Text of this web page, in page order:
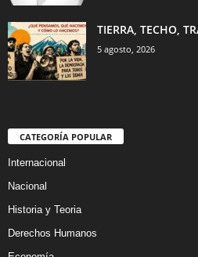
TIERRA, TECHO,
5 agosto, 2026
CATEGORÍA POPULAR
Internacional
Nacional
Historia y Teoria
Derechos Humanos